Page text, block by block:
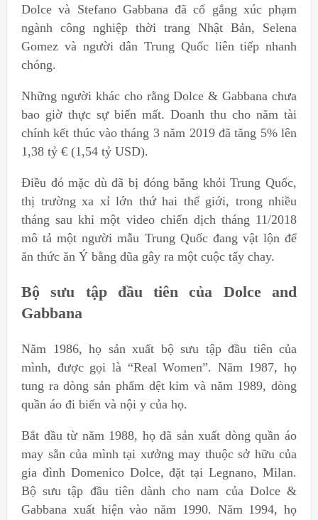
Dolce và Stefano Gabbana đã cố gắng xúc phạm
ngành công nghiệp thời trang Nhật Bản, Selena
Gomez và người dân Trung Quốc liên tiếp nhanh
chóng.
Những người khác cho rằng Dolce & Gabbana chưa
bao giờ thực sự biến mất. Doanh thu cho năm tài
chính kết thúc vào tháng 3 năm 2019 đã tăng 5% lên
1,38 tỷ € (1,54 tỷ USD).
Điều đó mặc dù đã bị đóng băng khỏi Trung Quốc,
thị trường xa xỉ lớn thứ hai thế giới, trong nhiều
tháng sau khi một video chiến dịch tháng 11/2018
mô tả một người mẫu Trung Quốc đang vật lộn để
ăn thức ăn Ý bằng đũa gây ra một cuộc tẩy chay.
Bộ sưu tập đầu tiên của Dolce and
Gabbana
Năm 1986, họ sản xuất bộ sưu tập đầu tiên của
mình, được gọi là “Real Women”. Năm 1987, họ
tung ra dòng sản phẩm dệt kim và năm 1989, dòng
quần áo đi biển và nội y của họ.
Bắt đầu từ năm 1988, họ đã sản xuất dòng quần áo
may sẵn của mình tại xưởng may thuộc sở hữu của
gia đình Domenico Dolce, đặt tại Legnano, Milan.
Bộ sưu tập đầu tiên dành cho nam của Dolce &
Gabbana xuất hiện vào năm 1990. Năm 1994, họ